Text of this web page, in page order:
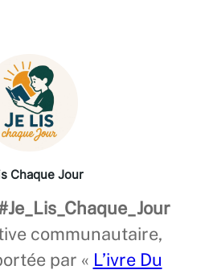
Chaque Jour
communautaire,
par « L’ivre Du